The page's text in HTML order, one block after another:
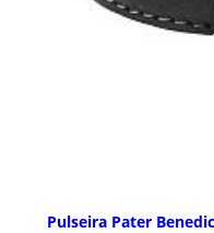
Pulseira Pater